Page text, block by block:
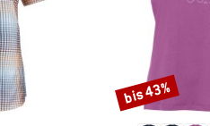
Rabatt
bis 43%